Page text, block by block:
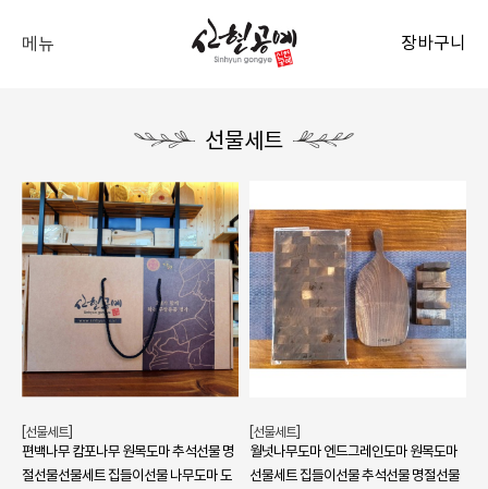
메뉴 장바구니
선물세트
[선물세트]
편백나무 캄포나무 원목도마 추석선물 명
절선물선물세트 집들이선물 나무도마 도
[선물세트]
월넛나무도마 엔드그레인도마 원목도마
선물세트 집들이선물 추석선물 명절선물